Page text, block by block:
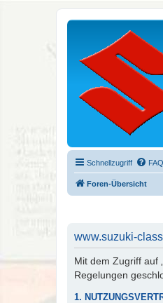
Schnellzugriff FAQ
Foren-Übersicht
www.suzuki-
Mit dem Zugriff auf
Regelungen
1.